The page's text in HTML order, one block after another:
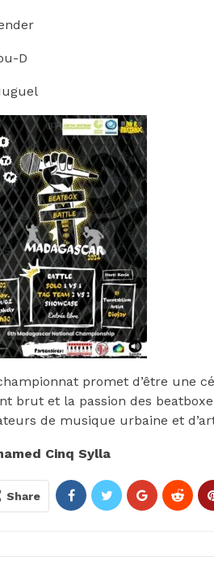
D
promet d’être une
brut et la passion des
de musique urbaine et
Cinq Sylla
Share